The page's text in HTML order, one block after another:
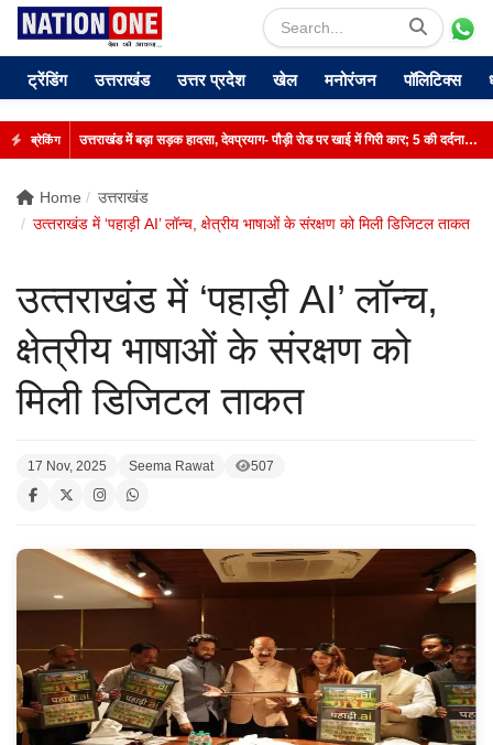
ब्रेकिंग उत्तराखंड में बड़ा सड़क हादसा, देवप्रयाग- पौड़ी रोड पर खाई में गिरी कार; 5 की दर्दनाक मौत
ट्रेंडिंग उत्तराखंड उत्तर प्रदेश खेल मनोरंजन पॉलिटिक्स
Home
उत्तराखंड
उत्‍तराखंड में ‘पहाड़ी AI’ लॉन्च, क्षेत्रीय भाषाओं के संरक्षण को मिली डिजिटल ताकत
उत्‍तराखंड में ‘पहाड़ी AI’ लॉन्च,
क्षेत्रीय भाषाओं के संरक्षण को
मिली डिजिटल ताकत
17 Nov, 2025 Seema Rawat 507